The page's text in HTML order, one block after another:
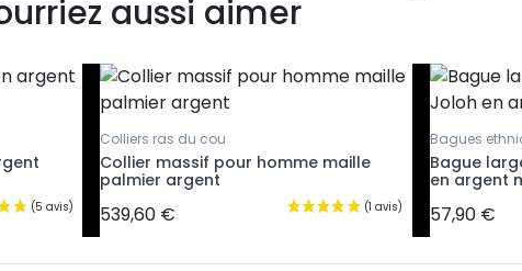
aussi aimer
Colliers ras du cou
Collier massif pour homme maille
palmier argent
539,60 €
Bagues
Bague
en argent
57,90 €